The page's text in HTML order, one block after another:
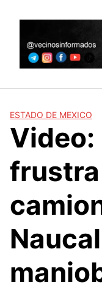
ESTADO DE MEXICO